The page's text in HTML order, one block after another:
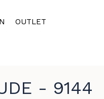
OUTLET
- 9144